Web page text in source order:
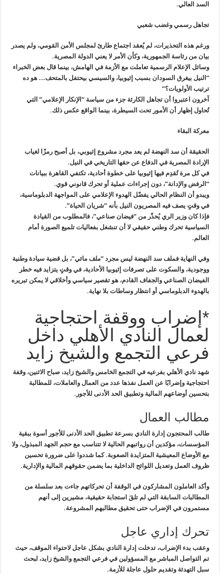
السد العالي.
تجاهل رسمي وغضب شعبي
ورغم هذه التحذيرات، لم يُعقد اجتماع طارئ لمجلس الأمن القومي، ولم يصدر
بيان من رئاسة الجمهورية، وكأن الأمر لا يعني الدولة المصرية.
وسائل الإعلام الرسمية تعاملت مع الأزمة في الهامش، بينما قال بعض الخبراء
“النيل بيغرق السودان بسبب إثيوبيا، والسيسي بيحتفل بالمتحف… هو ده
ترتيب الأولويات؟”
آخرون اعتبروا أن تجاهل الكارثة جزء من سياسة “الإنكار الإعلامي” التي
تُحاول إظهار أن الأمور تحت السيطرة، بينما الواقع عكس ذلك.
معركة البقاء
الحقيقة أن سد النهضة لم يعد مجرد مشروع إثيوبي، بل أصبح رمزًا لغياب
الإرادة المصرية في الدفاع عن حقها التاريخي في النيل.
في كل مرة تُقدِم فيها إثيوبيا على خطوة أحادية، تكتفي القاهرة ببيانات
“الرفض والإدانة”، دون إجراءات عملية أو تحرك قانوني قوي.
ويبدو أن النظام الحالي يفضّل الهدوء الإعلامي على المواجهة الدبلوماسية،
في وقتٍ يصف فيه المصريون النيل بأنه “شريان الحياة”.
فإذا كان وزير الري يُحذّر من “فيضان صناعي”، فالمطلوب من القيادة
السياسية تحرك وطني حقيقي لا أن تنشغل بفعاليات تلميع الصورة أمام
العالم.
وفي النهاية فملف سد النهضة ليس مجرد “ملف مائي”، بل قضية سيادة وطنية
ووجودية، والسكوت على تصرفات إثيوبيا الأحادية، في وقتٍ يتزايد فيه خطر
الفيضان الصناعي والجفاف القادم، هو تقصير سياسي وأخلاقي لا يمكن تبريره
بالهدوء الدبلوماسي أو انتظار وساطات بلا نهاية.
*إضراب ووقفة احتجاجية
لعمال النادي الأهلي داخل
فرعي التجمع والشيخ زايد
شهد نادي الأهلي بفرعيه في التجمع الخامس والشيخ زايد، صباح الاثنين، وقفة
احتجاجية وإضرابًا عن العمل نفذها عدد من العمال والعاملات، للمطالبة
بتحسين أوضاعهم المالية وتطبيق الحد الأدنى للأجور .
مطالب العمال
طالب المحتجون إدارة النادي بسرعة تطبيق الحد الأدنى للأجور أسوة ببقية
المؤسسات، مؤكدين أن رواتبهم الحالية لا تتناسب مع حجم الجهد المبذول، ولا
مع الأوضاع المعيشية المتزايدة الصعوبة. كما شددوا على ضرورة تحسين
ظروف العمل وتعديل اللوائح الداخلية بما يضمن حقوقهم المالية والإدارية.
وأكد العاملون المشاركون في الوقفة أن تحركاتهم جاءت بعد سلسلة من
المطالبات السابقة التي لم تلقَ استجابة حقيقية، مشيرين إلى أنهم
مستمرون في الإضراب حتى تحقيق مطالبهم المشروعة.
تحرك إداري عاجل
وعقب بدء الإضراب، تدخلت إدارة النادي بشكل عاجل لاحتواء الموقف، حيث
تم التواصل المباشر مع المسؤولين في فرعي التجمع والشيخ زايد، لبحث
سبل التهدئة وتقديم حلول عاجلة للأزمة.